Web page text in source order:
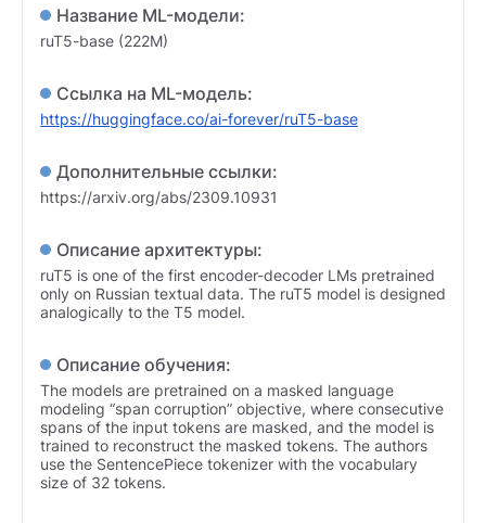
Название ML-модели:
ruT5-base (222M)
Ссылка на ML-модель:
https://huggingface.co/ai-forever/ruT5-base
Дополнительные ссылки:
https://arxiv.org/abs/2309.10931
Описание архитектуры:
ruT5 is one of the first encoder-decoder LMs pretrained
only on Russian textual data. The ruT5 model is designed
analogically to the T5 model.
Описание обучения:
The models are pretrained on a masked language
modeling “span corruption” objective, where consecutive
spans of the input tokens are masked, and the model is
trained to reconstruct the masked tokens. The authors
use the SentencePiece tokenizer with the vocabulary
size of 32 tokens.